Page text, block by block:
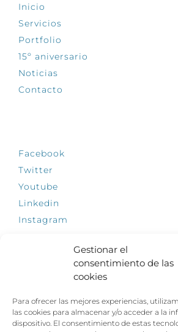
Gestionar el
consentimiento de las
cookies
Para ofrecer las mejores experiencias,
las cookies para almacenar y/o acceder a la
dispositivo. El consentimiento de estas
Inicio
Servicios
Portfolio
15º aniversario
Noticias
Contacto
Facebook
Twitter
Youtube
Linkedin
Instagram
El empleo, la gran llave para
independiente: Fundación Dfa